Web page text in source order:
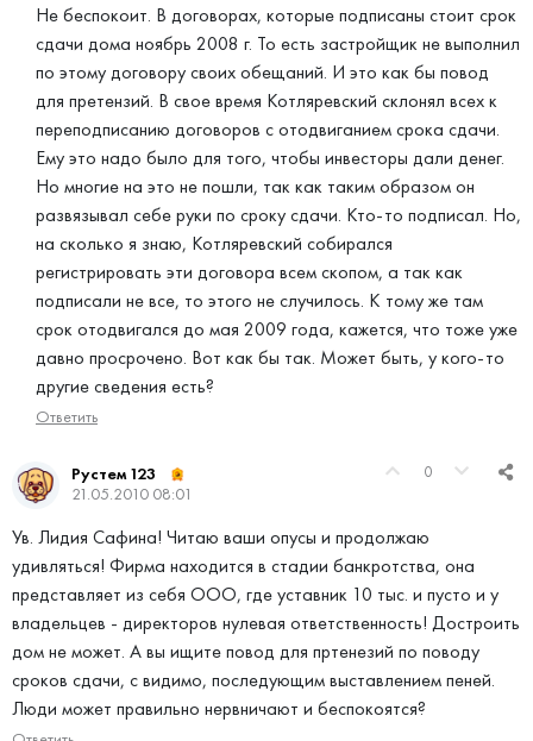
Не беспокоит. В договорах, которые подписаны стоит срок
сдачи дома ноябрь 2008 г. То есть застройщик не выполнил
по этому договору своих обещаний. И это как бы повод
для претензий. В свое время Котляревский склонял всех к
переподписанию договоров с отодвиганием срока сдачи.
Ему это надо было для того, чтобы инвесторы дали денег.
Но многие на это не пошли, так как таким образом он
развязывал себе руки по сроку сдачи. Кто-то подписал. Но,
на сколько я знаю, Котляревский собирался
регистрировать эти договора всем скопом, а так как
подписали не все, то этого не случилось. К тому же там
срок отодвигался до мая 2009 года, кажется, что тоже уже
давно просрочено. Вот как бы так. Может быть, у кого-то
другие сведения есть?
Ответить
0
Рустем 123
21.05.2010 08:01
Ув. Лидия Сафина! Читаю ваши опусы и продолжаю
удивляться! Фирма находится в стадии банкротства, она
представляет из себя ООО, где уставник 10 тыс. и пусто и у
владельцев - директоров нулевая ответственность! Достроить
дом не может. А вы ищите повод для пртенезий по поводу
сроков сдачи, с видимо, последующим выставлением пеней.
Люди может правильно нервничают и беспокоятся?